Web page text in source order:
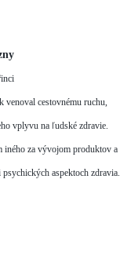
cestovnému ruchu,
vplyvu na ľudské zdravie.
iného za vývojom produktov a
aspektoch zdravia.